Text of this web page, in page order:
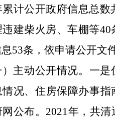
计公开政府信息总数
建柴火房、车棚等40
53条，依申请公开文
）主动公开情况。一
况、住房保障办事
公布。 2021年，共清